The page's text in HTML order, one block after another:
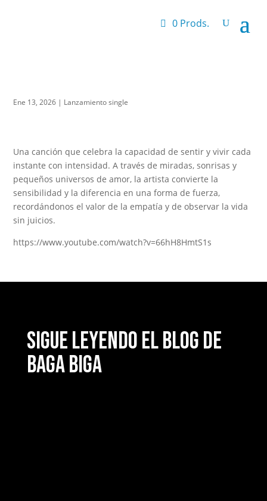
0 Prods.
Ene 13, 2026 | Lanzamiento single
Una canción que celebra la capacidad de sentir y vivir cada
instante con intensidad. A través de miradas, sonrisas y
pequeños universos de amor, la artista convierte la
sensibilidad y la diferencia en una forma de fuerza,
recordándonos el valor de la empatía y de observar la vida
sin juicios.
https://www.youtube.com/watch?v=66hH8HmtS1s
Sigue leyendo el blog de
Baga Biga